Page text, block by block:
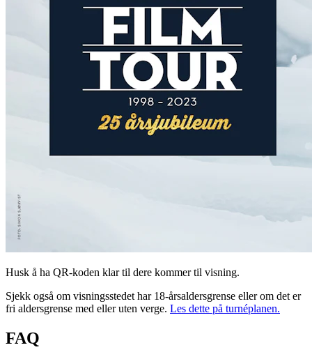
Husk å ha QR-koden klar til dere kommer til visning.
Sjekk også om visningsstedet har 18-årsaldersgrense eller om det er
fri aldersgrense med eller uten verge. Les dette på turnéplanen.
FAQ